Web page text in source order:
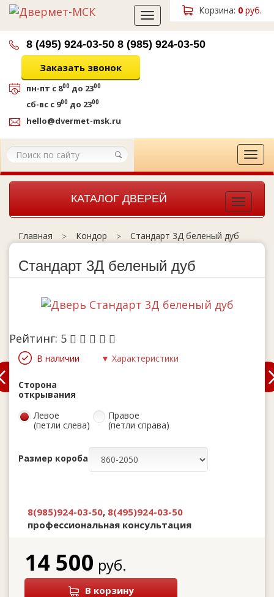
Корзина: 0 руб.
Toggle
navigation
8 (495) 924-03-50 8 (985) 924-03-50
Заказать звонок
пн-пт с 800 до 2300
сб-вс с 900 до 2300
hello@dvermet-msk.ru
КАТАЛОГ ДВЕРЕЙ
Toggle
Главная Кондор Стандарт 3Д беленый дуб
Стандарт 3Д беленый дуб
Рейтинг: 5
В наличии ▼ Характеристики
Сторона
открывания
Левое
(петли слева)
Правое
(петли справа)
Размер короба
8(985)924-03-50, 8(495)924-03-50
профессиональная консультация
14 500 руб.
В корзину